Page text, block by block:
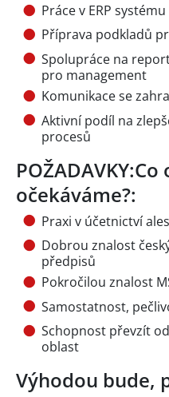
Práce v ERP systému
Příprava podkladů
Spolupráce na
pro management
Komunikace se
Aktivní podíl na
procesů
POŽADAVKY:Co
očekáváme?:
Praxi v účetnictví
Dobrou znalost
předpisů
Pokročilou znalost
Samostatnost,
Schopnost převzít
oblast
Výhodou bude,